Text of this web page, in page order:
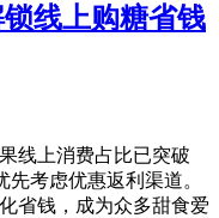
线上购糖省钱
线上消费占比已突破
考虑优惠返利渠道。
省钱，成为众多甜食爱